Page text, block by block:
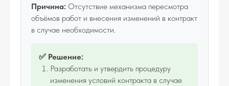
Причина: Отсутствие механизма пересмотра
объёмов работ и внесения изменений в контракт
в случае необходимости.
✅ Решение:
Разработать и утвердить процедуру
изменения условий контракта в случае